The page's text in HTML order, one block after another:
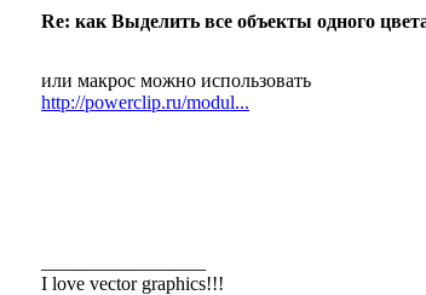
Re: как Выделить все объекты одного
или макрос можно использовать
http://powerclip.ru/modul...
I love vector graphics!!!